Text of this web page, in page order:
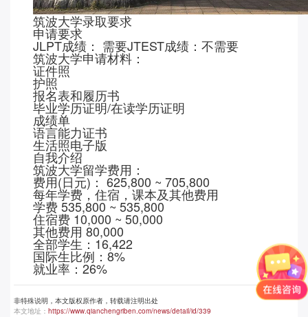
筑波大学录取要求
申请要求
JLPT成绩： 需要JTEST成绩：不需要
筑波大学申请材料：
证件照
护照
报名表和履历书
毕业学历证明/在读学历证明
成绩单
语言能力证书
生活照电子版
自我介绍
筑波大学留学费用：
费用(日元)： 625,800 ~ 705,800
每年学费，住宿，课本及其他费用
学费 535,800 ~ 535,800
住宿费 10,000 ~ 50,000
其他费用 80,000
全部学生： 16,422
国际生比例： 8%
就业率： 26%
非特殊说明，本文版权原作者，转载请注明出处
本文地址： https://www.qianchengriben.com/news/detail/id/339